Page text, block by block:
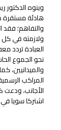
وينوه الدكتور
هادئة مستقرة
والتفاهم؛ فقد
ولازمته في كل
العبادة تردد
نحو الجموع
والميدانيين،
المراكب
الأجانب، ودعت
اشتركا سويا